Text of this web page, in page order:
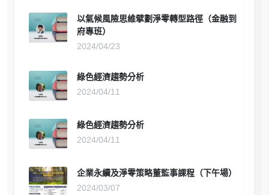
以氣候風險思維擘劃淨零轉型路徑（金融到
府專班）
2024/04/23
綠色經濟趨勢分析
2024/04/11
綠色經濟趨勢分析
2024/04/11
企業永續及淨零策略董監事課程（下午場）
2024/03/07